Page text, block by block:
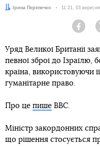
Автор:Ірина Перепечко Дата:
11:21, 03
Уряд Великої Британії
певної зброї до Ізраїлю,
країна, використовуючи
гуманітарне право.
Про це пише BBC.
Міністр закордонних
що рішення стосується